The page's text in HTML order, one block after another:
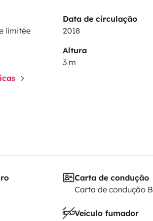
régler sur place).
voyage à régler sur place).
proche du magnifique lac et
limitée
Data de circulação
2018
Altura
3 m
Carta de condução
Carta de condução B
Veículo fumador